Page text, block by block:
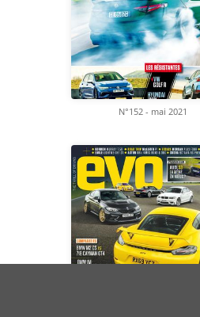
N°152 - mai 2021